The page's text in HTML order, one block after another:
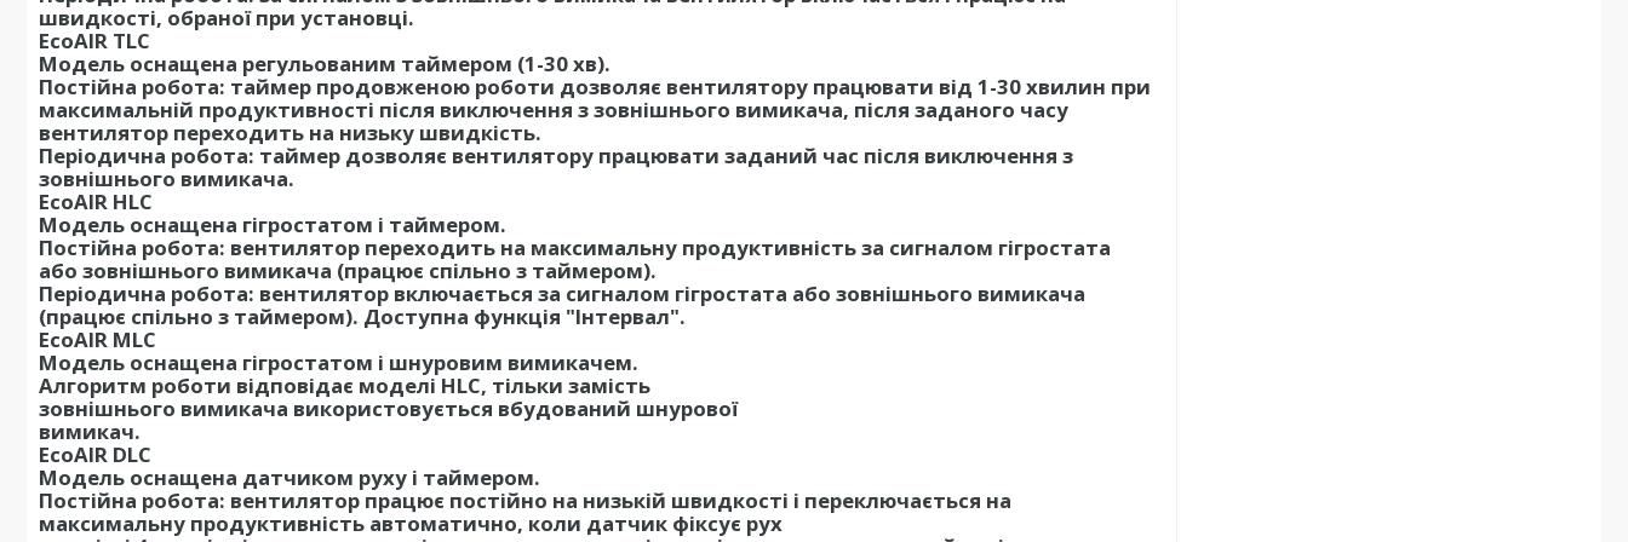
швидкості, обраної при установці.
EcoAIR TLC
Модель оснащена регульованим таймером (1-30 хв).
Постійна робота: таймер продовженою роботи дозволяє вентилятору працювати від 1-30 хвилин при
максимальній продуктивності після виключення з зовнішнього вимикача, після заданого часу
вентилятор переходить на низьку швидкість.
Періодична робота: таймер дозволяє вентилятору працювати заданий час після виключення з
зовнішнього вимикача.
EcoAIR HLC
Модель оснащена гігростатом і таймером.
Постійна робота: вентилятор переходить на максимальну продуктивність за сигналом гігростата
або зовнішнього вимикача (працює спільно з таймером).
Періодична робота: вентилятор включається за сигналом гігростата або зовнішнього вимикача
(працює спільно з таймером). Доступна функція "Інтервал".
EcoAIR MLC
Модель оснащена гігростатом і шнуровим вимикачем.
Алгоритм роботи відповідає моделі HLC, тільки замість
зовнішнього вимикача використовується вбудований шнурової
вимикач.
EcoAIR DLC
Модель оснащена датчиком руху і таймером.
Постійна робота: вентилятор працює постійно на низькій швидкості і переключається на
максимальну продуктивність автоматично, коли датчик фіксує рух